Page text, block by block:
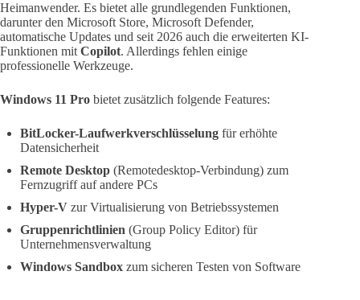
Heimanwender. Es bietet alle grundlegenden Funktionen,
darunter den Microsoft Store, Microsoft Defender,
automatische Updates und seit 2026 auch die erweiterten KI-
Funktionen mit Copilot. Allerdings fehlen einige
professionelle Werkzeuge.
Windows 11 Pro bietet zusätzlich folgende Features:
BitLocker-Laufwerkverschlüsselung für erhöhte
Datensicherheit
Remote Desktop (Remotedesktop-Verbindung) zum
Fernzugriff auf andere PCs
Hyper-V zur Virtualisierung von Betriebssystemen
Gruppenrichtlinien (Group Policy Editor) für
Unternehmensverwaltung
Windows Sandbox zum sicheren Testen von Software